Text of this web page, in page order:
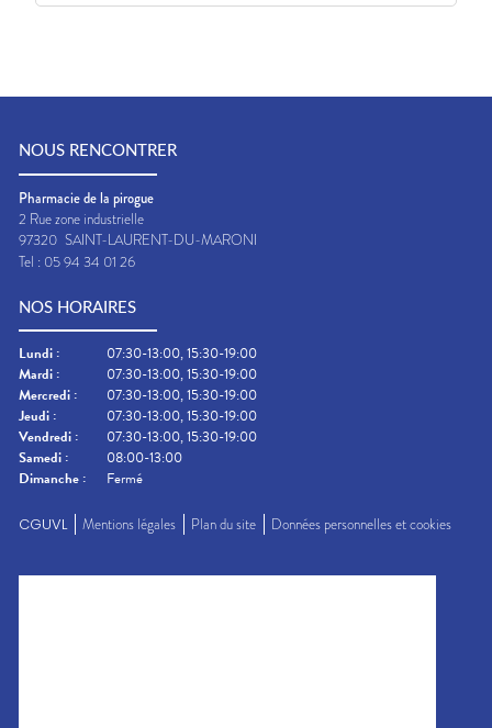
NOUS RENCONTRER
Pharmacie de la pirogue
2 Rue zone industrielle
97320 SAINT-LAURENT-DU-MARONI
Tel : 05 94 34 01 26
NOS HORAIRES
Lundi :
07:30-13:00, 15:30-19:00
Mardi :
07:30-13:00, 15:30-19:00
Mercredi :
07:30-13:00, 15:30-19:00
Jeudi :
07:30-13:00, 15:30-19:00
Vendredi :
07:30-13:00, 15:30-19:00
Samedi :
08:00-13:00
Dimanche : Fermé
CGUVL Mentions légales Plan du site Données personnelles et cookies